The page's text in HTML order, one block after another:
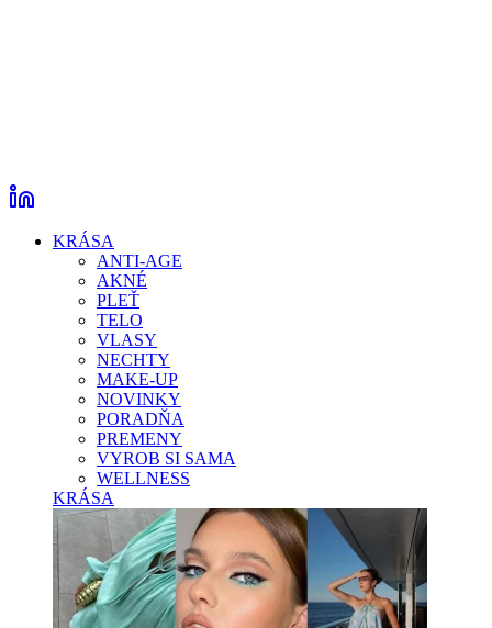
KRÁSA
ANTI-AGE
AKNÉ
PLEŤ
TELO
VLASY
NECHTY
MAKE-UP
NOVINKY
PORADŇA
PREMENY
VYROB SI SAMA
WELLNESS
KRÁSA